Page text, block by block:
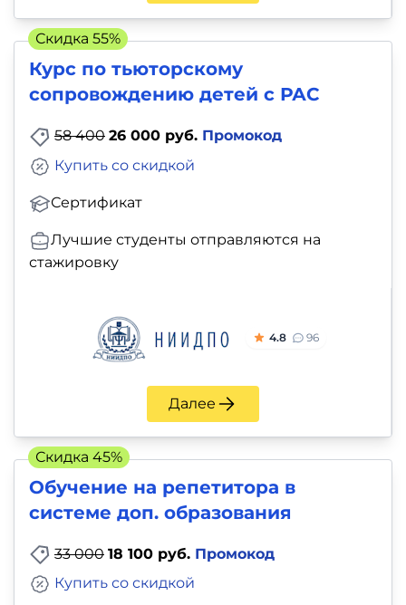
Курс по тьюторскому
сопровождению детей с РАС
58 400 26 000 руб. Промокод
Сертификат
Купить со скидкой
Лучшие студенты отправляются на
стажировку
4.8 96
Далее
Скидка 55%
Обучение на репетитора в
системе доп. образования
33 000 18 100 руб. Промокод
Купить со скидкой
Скидка 45%